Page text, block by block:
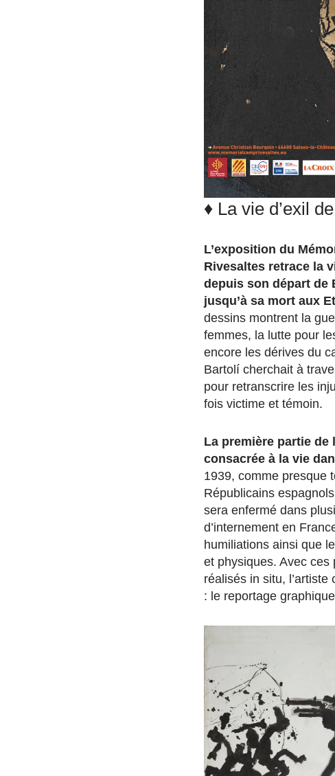
♦ La vie d’exil
L’exposition du
Rivesaltes retrace la
depuis son départ de
jusqu’à sa mort aux
dessins montrent la
femmes, la lutte pour
encore les dérives du
Bartolí cherchait à
pour retranscrire les
fois victime et témoin.
La première partie de
consacrée à la vie
1939, comme presque
Républicains
sera enfermé dans
d’internement en
humiliations ainsi que
et physiques. Avec ces
réalisés in situ,
: le reportage